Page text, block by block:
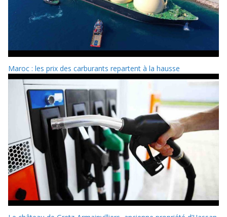
Maroc : les prix des carburants repartent à la hausse